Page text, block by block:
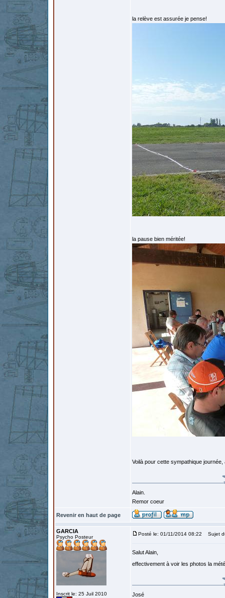
la relève est assurée je pense!
la pause bien méritée!
Voilà pour cette sympathique
Alain.
Remor coeur
Revenir en haut de page
GARCIA
Psycho Posteur
Inscrit le: 25 Juil 2010
Posté le: 01/11/2014 08:22 Sujet
Salut Alain,
effectivement à voir les photos la
José